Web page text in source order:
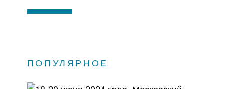
ПОПУЛЯРНОЕ